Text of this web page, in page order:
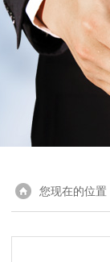
您现在的位置